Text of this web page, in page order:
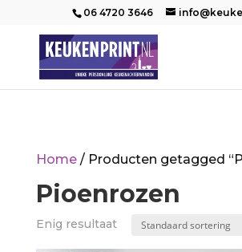
06 4720 3646
Home/ Producten getagged
Pioenrozen
Enig resultaat